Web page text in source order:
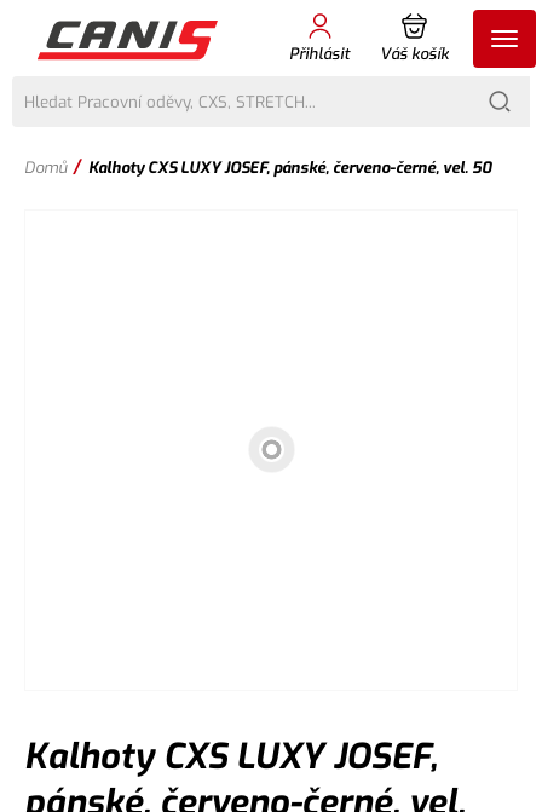
Přihlásit Váš košík
Domů / Kalhoty CXS LUXY JOSEF, pánské, červeno-černé, vel. 50
Kalhoty CXS LUXY JOSEF,
pánské, červeno-černé, vel.